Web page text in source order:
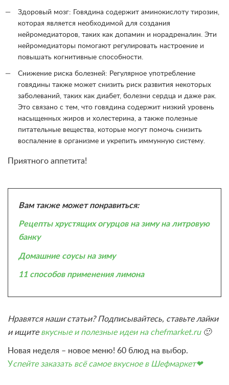
Здоровый мозг: Говядина содержит аминокислоту тирозин,
которая является необходимой для создания
нейромедиаторов, таких как допамин и норадреналин. Эти
нейромедиаторы помогают регулировать настроение и
повышать когнитивные способности.
Снижение риска болезней: Регулярное употребление
говядины также может снизить риск развития некоторых
заболеваний, таких как диабет, болезни сердца и даже рак.
Это связано с тем, что говядина содержит низкий уровень
насыщенных жиров и холестерина, а также полезные
питательные вещества, которые могут помочь снизить
воспаление в организме и укрепить иммунную систему.
Приятного аппетита!
Вам также может понравиться:
Рецепты хрустящих огурцов на зиму на литровую
банку
Домашние соусы на зиму
11 способов применения лимона
Нравятся наши статьи? Подписывайтесь, ставьте лайки
и ищите вкусные и полезные идеи на chefmarket.ru 🙂
Новая неделя – новое меню! 60 блюд на выбор.
Успейте заказать всё самое вкусное в Шефмаркет❤